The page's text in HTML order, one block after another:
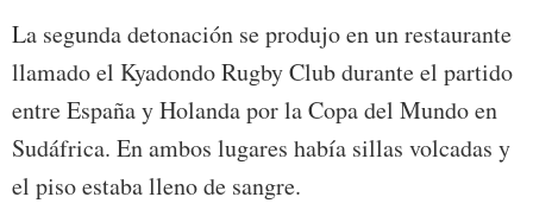
La segunda detonación se produjo en un restaurante
llamado el Kyadondo Rugby Club durante el partido
entre España y Holanda por la Copa del Mundo en
Sudáfrica. En ambos lugares había sillas volcadas y
el piso estaba lleno de sangre.